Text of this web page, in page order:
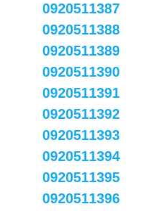
0920511387
0920511388
0920511389
0920511390
0920511391
0920511392
0920511393
0920511394
0920511395
0920511396